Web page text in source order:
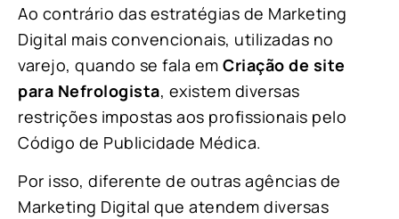
Ao contrário das estratégias de Marketing
Digital mais convencionais, utilizadas no
varejo, quando se fala em Criação de site
para Nefrologista, existem diversas
restrições impostas aos profissionais pelo
Código de Publicidade Médica.
Por isso, diferente de outras agências de
Marketing Digital que atendem diversas